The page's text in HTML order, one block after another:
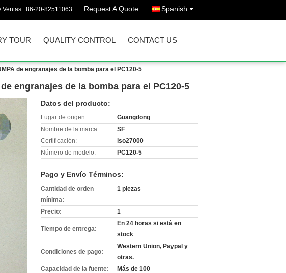
Ventas : 86-20-82511063 Request A Quote Spanish
TOUR QUALITY CONTROL CONTACT US
de engranajes de la bomba para el PC120-5
engranajes de la bomba para el PC120-5
Datos del producto:
Lugar de origen:
Guangdong
Nombre de la marca:
SF
Certificación:
iso27000
Número de modelo:
PC120-5
Pago y Envío Términos:
Cantidad de orden
mínima:
1 piezas
Precio: 1
Tiempo de entrega:
En 24 horas si está en
stock
Condiciones de pago:
Western Union, Paypal y
otras.
Capacidad de la fuente:
Más de 100